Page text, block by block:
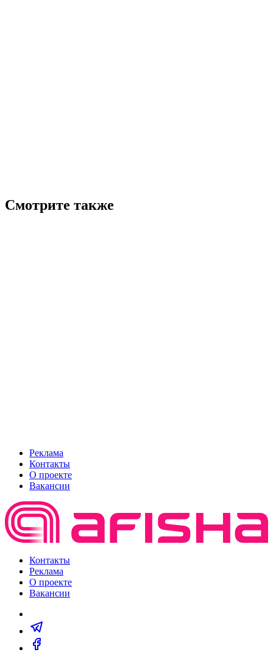
Смотрите также
Реклама
Контакты
О проекте
Вакансии
Контакты
Реклама
О проекте
Вакансии